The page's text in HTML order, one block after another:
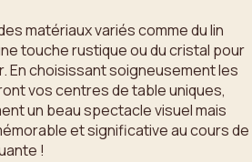
matériaux variés comme du lin
touche rustique ou du cristal pour
En choisissant soigneusement les
vos centres de table uniques,
un beau spectacle visuel mais
et significative au cours de
!